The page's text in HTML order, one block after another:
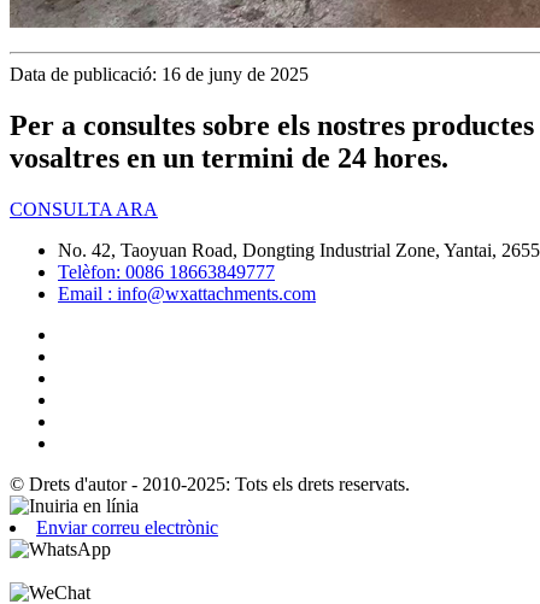
Data de publicació: 16 de juny de 2025
Per a consultes sobre els nostres
vosaltres en un termini de 24 hores.
CONSULTA ARA
No. 42, Taoyuan Road, Dongting Industrial Zone, Yantai,
Telèfon: 0086 18663849777
Email : info@wxattachments.com
© Drets d'autor - 2010-2025: Tots els drets reservats.
Enviar correu electrònic